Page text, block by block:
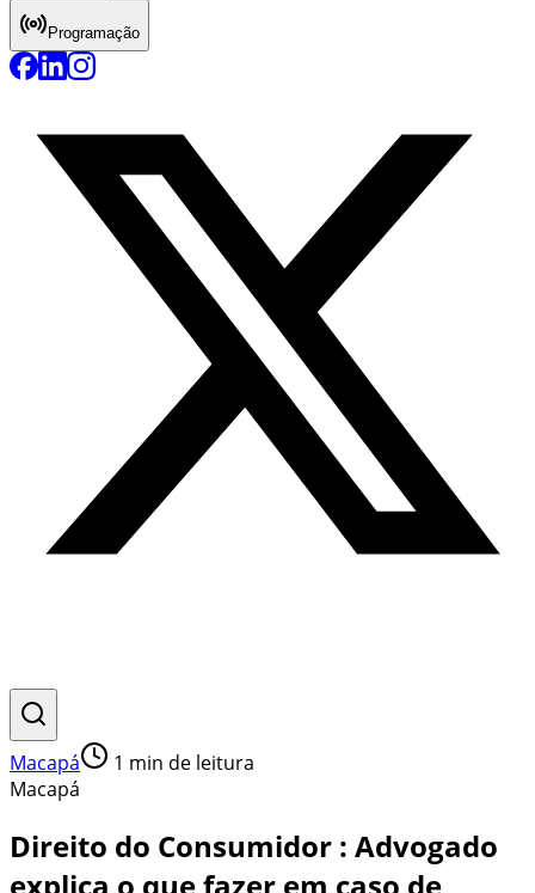
Programação
Macapá 1 min de leitura
Macapá
Direito do Consumidor : Advogado